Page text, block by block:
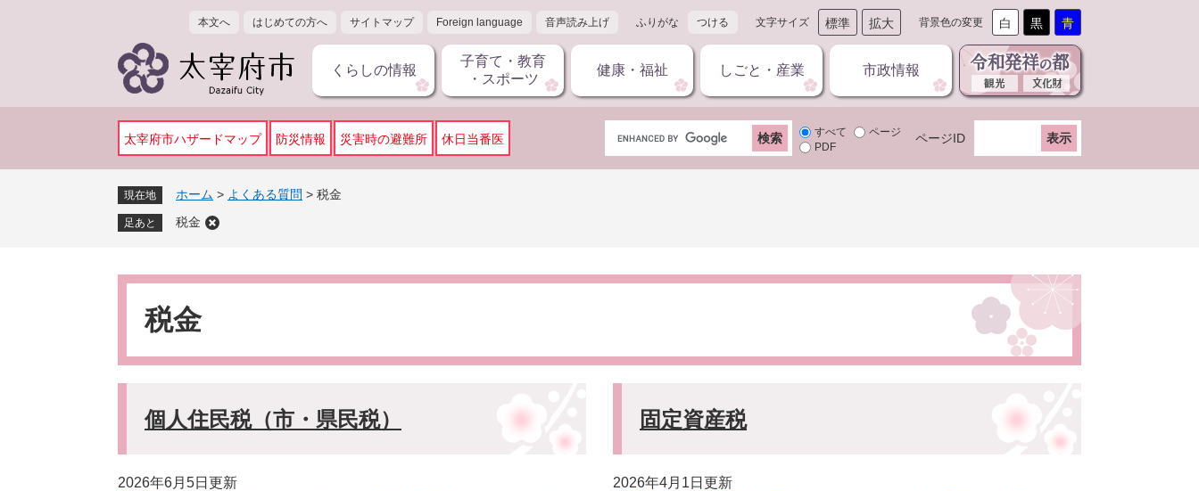
本文へ はじめての方へ サイトマップ Foreign language 音声読み上げ ふりがな つける 文字サイズ 標準 拡大 背景色の変更 白 黒 青
くらしの情報
子育て・教育
・スポーツ
健康・福祉 しごと・産業 市政情報
太宰府市ハザードマップ 防災情報 災害時の避難所 休日当番医
G
o
タ
すべて
ページ
PDF
ページID
現在地 ホーム > よくある質問 > 税金
足あと 税金
本
税金
個人住民税（市・県民税）
2026年6月5日更新
固定資産税
2026年4月1日更新